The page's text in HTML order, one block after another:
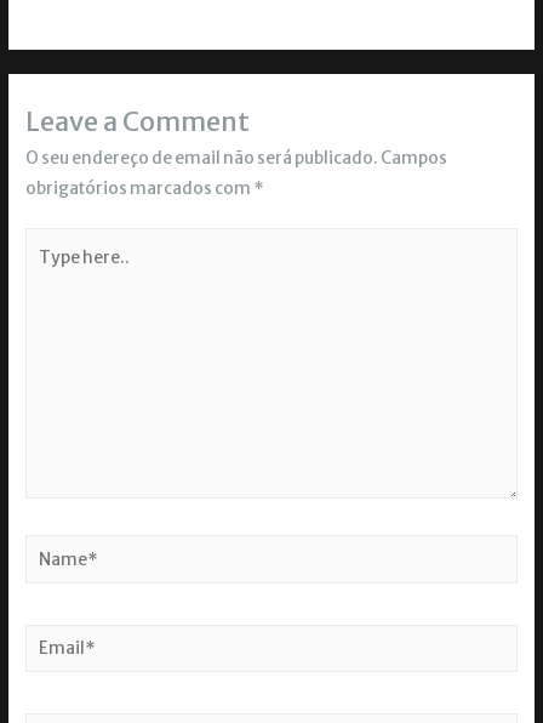
Leave a Comment
O seu endereço de email não será publicado. Campos
obrigatórios marcados com *